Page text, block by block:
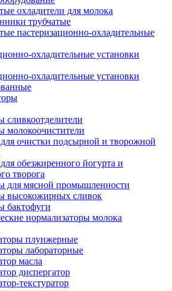
охладители для молока
трубчатые
пастеризационно-охладительные
охладительные установки
охладительные установки
сливкоотделители
молокоочистители
очистки подсырной и творожной
обезжиренного йогурта и
творога
для мясной промышленности
высокожирных сливок
бактофуги
нормализаторы молока
плунжерные
лабораторные
масла
диспергатор
текстуратор